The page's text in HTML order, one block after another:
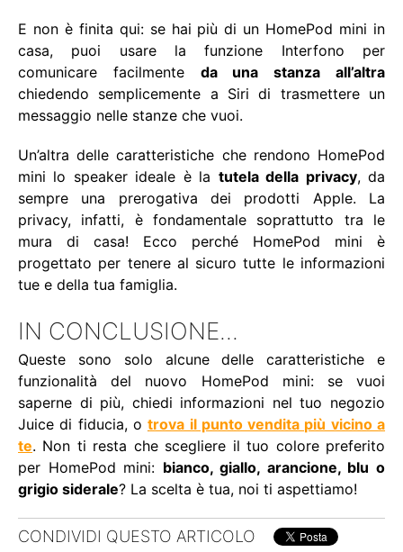
E non è finita qui: se hai più di un HomePod mini in
casa, puoi usare la funzione Interfono per
comunicare facilmente da una stanza all’altra
chiedendo semplicemente a Siri di trasmettere un
messaggio nelle stanze che vuoi.
Un’altra delle caratteristiche che rendono HomePod
mini lo speaker ideale è la tutela della privacy, da
sempre una prerogativa dei prodotti Apple. La
privacy, infatti, è fondamentale soprattutto tra le
mura di casa! Ecco perché HomePod mini è
progettato per tenere al sicuro tutte le informazioni
tue e della tua famiglia.
IN CONCLUSIONE...
Queste sono solo alcune delle caratteristiche e
funzionalità del nuovo HomePod mini: se vuoi
saperne di più, chiedi informazioni nel tuo negozio
Juice di fiducia, otrova il punto vendita più vicino a
te. Non ti resta che scegliere il tuo colore preferito
per HomePod mini: bianco, giallo, arancione, blu o
grigio siderale? La scelta è tua, noi ti aspettiamo!
CONDIVIDI QUESTO ARTICOLO